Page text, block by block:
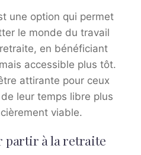
une option qui permet
le monde du travail
en bénéficiant
accessible plus tôt.
attirante pour ceux
leur temps libre plus
viable.
partir à la retraite